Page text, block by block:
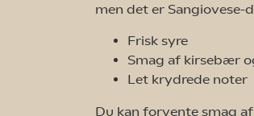
men det er
Frisk syre
Smag af kirsebær
Let krydrede noter
Du kan forvente smag